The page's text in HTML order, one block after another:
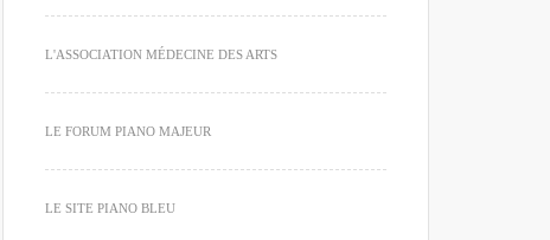
L'ASSOCIATION MÉDECINE DES ARTS
LE FORUM PIANO MAJEUR
LE SITE PIANO BLEU